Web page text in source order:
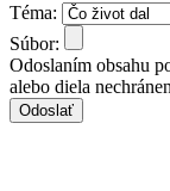
Téma:
Súbor:
Odoslaním obsahu
alebo diela